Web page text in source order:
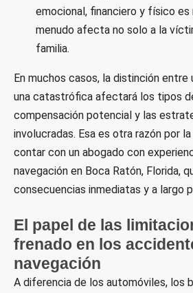
emocional, financiero y físico es
menudo afecta no solo a la
familia.
En muchos casos, la distinción entre
una catastrófica afectará los tipos
compensación potencial y las
involucradas. Esa es otra razón por
contar con un abogado con
navegación en Boca Ratón, Florida,
consecuencias inmediatas y a largo
El papel de las
frenado en los
navegación
A diferencia de los automóviles, los